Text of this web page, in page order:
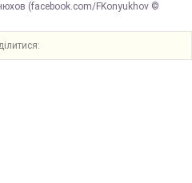
(facebook.com/FKonyukhov ©